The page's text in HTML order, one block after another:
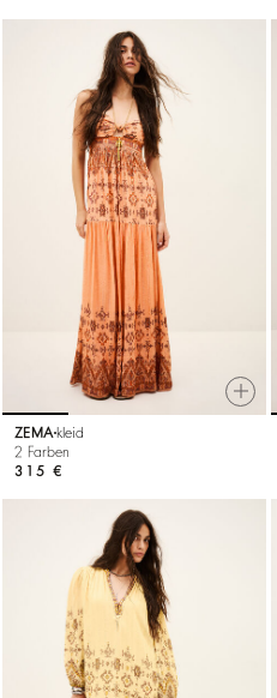
ZEMA kleid
2 Farben
315 €